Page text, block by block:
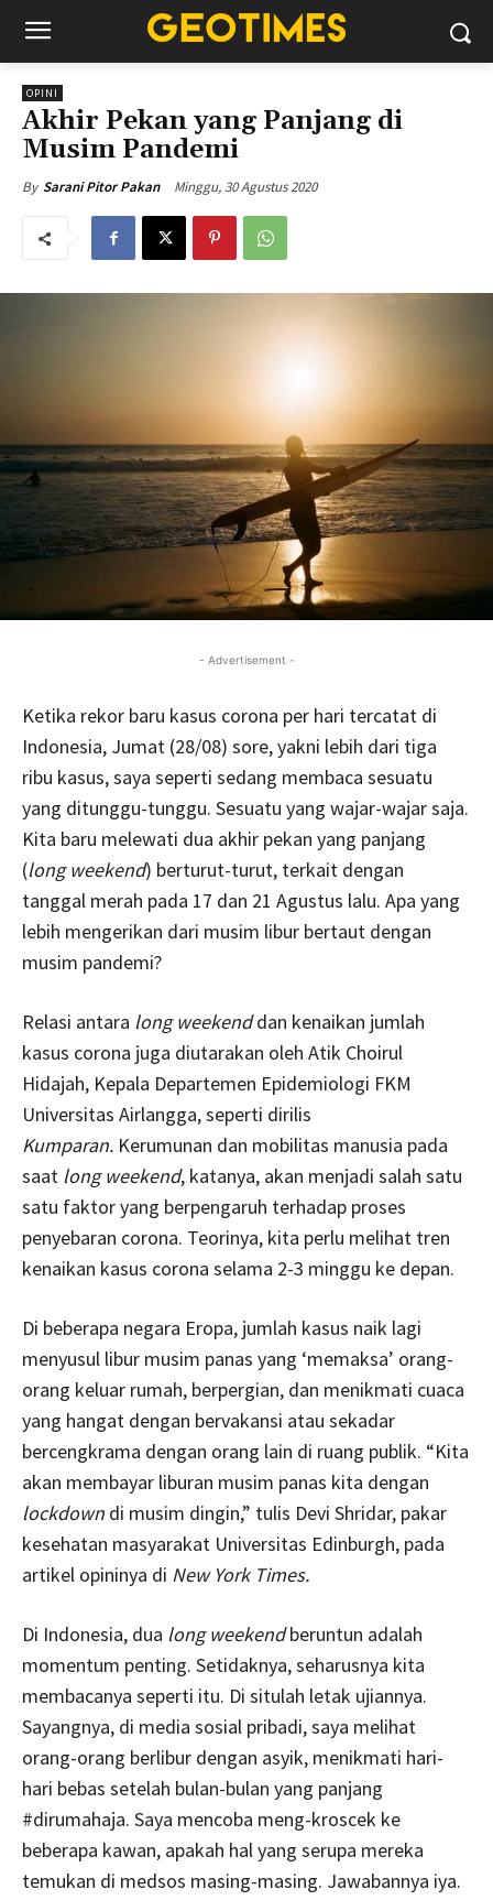
OPINI
Akhir Pekan yang Panjang di
Musim Pandemi
By Sarani Pitor Pakan Minggu, 30 Agustus 2020
- Advertisement -
Ketika rekor baru kasus corona per hari tercatat di
Indonesia, Jumat (28/08) sore, yakni lebih dari tiga
ribu kasus, saya seperti sedang membaca sesuatu
yang ditunggu-tunggu. Sesuatu yang wajar-wajar saja.
Kita baru melewati dua akhir pekan yang panjang
(long weekend) berturut-turut, terkait dengan
tanggal merah pada 17 dan 21 Agustus lalu. Apa yang
lebih mengerikan dari musim libur bertaut dengan
musim pandemi?
Relasi antara long weekenddan kenaikan jumlah
kasus corona juga diutarakan oleh Atik Choirul
Hidajah, Kepala Departemen Epidemiologi FKM
Universitas Airlangga, seperti dirilis
Kumparan. Kerumunan dan mobilitas manusia pada
saat long weekend, katanya, akan menjadi salah satu
satu faktor yang berpengaruh terhadap proses
penyebaran corona. Teorinya, kita perlu melihat tren
kenaikan kasus corona selama 2-3 minggu ke depan.
Di beberapa negara Eropa, jumlah kasus naik lagi
menyusul libur musim panas yang ‘memaksa’ orang-
orang keluar rumah, berpergian, dan menikmati cuaca
yang hangat dengan bervakansi atau sekadar
bercengkrama dengan orang lain di ruang publik. “Kita
akan membayar liburan musim panas kita dengan
lockdown di musim dingin,” tulis Devi Shridar, pakar
kesehatan masyarakat Universitas Edinburgh, pada
artikel opininya di New York Times.
Di Indonesia, dua long weekendberuntun adalah
momentum penting. Setidaknya, seharusnya kita
membacanya seperti itu. Di situlah letak ujiannya.
Sayangnya, di media sosial pribadi, saya melihat
orang-orang berlibur dengan asyik, menikmati hari-
hari bebas setelah bulan-bulan yang panjang
#dirumahaja. Saya mencoba meng-kroscek ke
beberapa kawan, apakah hal yang serupa mereka
temukan di medsos masing-masing. Jawabannya iya.